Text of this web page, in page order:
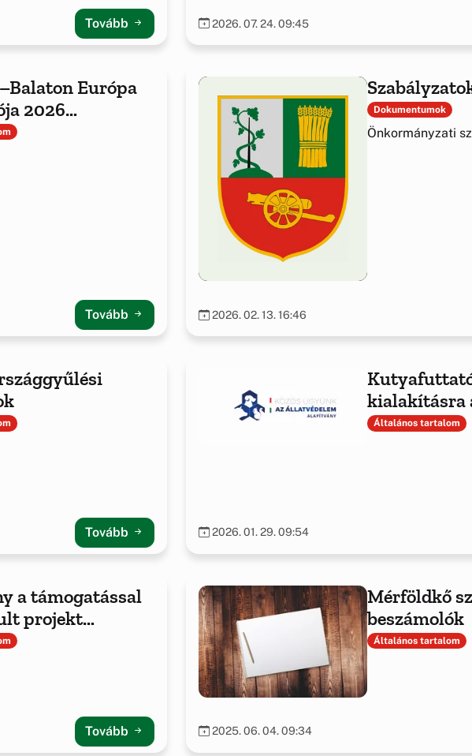
Tovább 2026. 07. 24. 09:45
Európa
2026
Tovább
Dokumentumok
Önkormányzati
2026. 02. 13. 16:46
Tovább
kialakításra
az
Általános tartalom
2026. 01. 29. 09:54
a támogatással
projekt
Tovább
Mérföldkő
beszámolók
Általános tartalom
2025. 06. 04. 09:34